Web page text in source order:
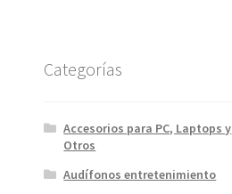
Categorías
Accesorios para PC, Laptops y
Otros
Audífonos entretenimiento